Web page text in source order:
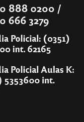
888 0200 /
666 3279
Policial: (0351)
int. 62165
Policial Aulas K:
5353600 int.